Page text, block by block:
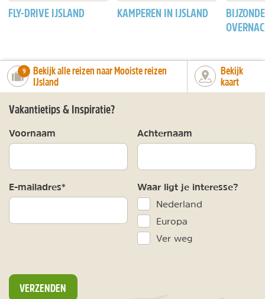
FLY-DRIVE IJSLAND KAMPEREN IN IJSLAND
number_of_trips:
9
Bekijk alle reizen naar Mooiste reizen
IJsland
Bekijk
kaart
Vakantietips & Inspiratie?
Voornaam Achternaam
E-mailadres* Waar ligt je interesse?
Nederland
Europa
Ver weg
VERZENDEN